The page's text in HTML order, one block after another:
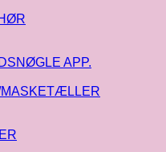
APP.